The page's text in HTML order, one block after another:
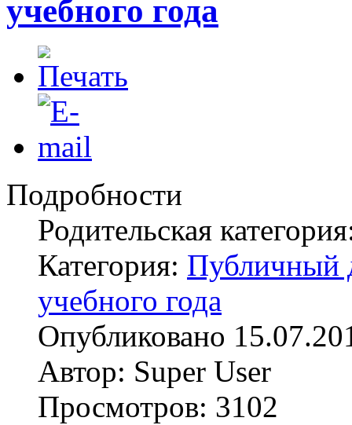
учебного года
Подробности
Родительская
Категория: Публичный
учебного года
Опубликовано
Автор: Super User
Просмотров: 3102